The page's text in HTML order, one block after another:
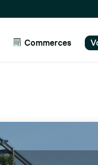
Commerces